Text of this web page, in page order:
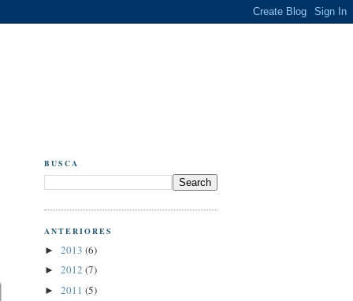
BUSCA
ANTERIORES
► 2013 (6)
► 2012 (7)
► 2011 (5)